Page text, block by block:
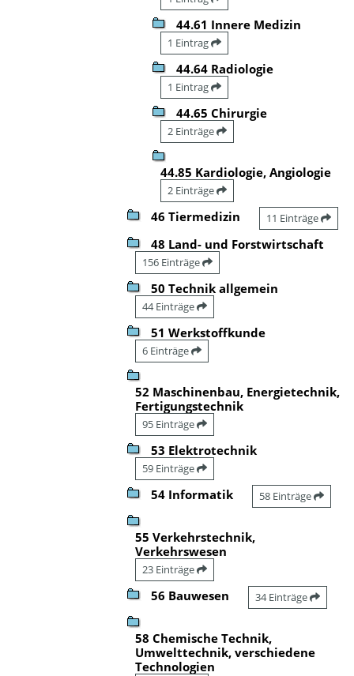
44.61 Innere Medizin
1 Eintrag
44.64 Radiologie
1 Eintrag
44.65 Chirurgie
2 Einträge
44.85 Kardiologie, Angiologie
2 Einträge
46 Tiermedizin 11 Einträge
48 Land- und Forstwirtschaft
156 Einträge
50 Technik allgemein
44 Einträge
51 Werkstoffkunde
6 Einträge
52 Maschinenbau, Energietechnik,
Fertigungstechnik
95 Einträge
53 Elektrotechnik
59 Einträge
54 Informatik 58 Einträge
55 Verkehrstechnik,
Verkehrswesen
23 Einträge
56 Bauwesen 34 Einträge
58 Chemische Technik,
Umwelttechnik, verschiedene
Technologien